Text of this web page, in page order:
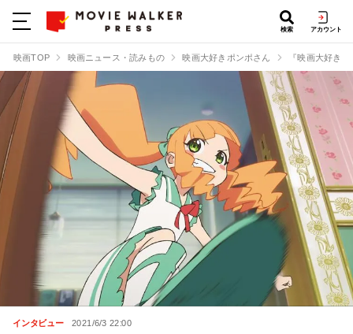
検索 アカウント
映画TOP 映画ニュース・読みもの 映画大好きポンポさん 『映画大好き
インタビュー 2021/6/3 22:00